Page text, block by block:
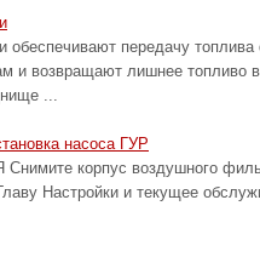
передачу топлива
и возвращают лишнее топливо
...
насоса ГУР
корпус воздушного
Настройки и текущее